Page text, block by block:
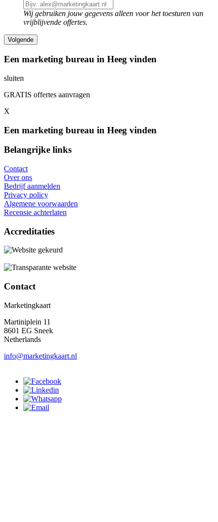
Wij gebruiken jouw gegevens alleen voor het toesturen van
vrijblijvende offertes.
Een marketing bureau in Heeg vinden
sluiten
GRATIS offertes aanvragen
X
Een marketing bureau in Heeg vinden
Belangrijke links
Contact
Over ons
Bedrijf aanmelden
Privacy policy
Algemene voorwaarden
Recensie achterlaten
Accreditaties
Contact
Marketingkaart
Martiniplein 11
8601 EG Sneek
Netherlands
info@marketingkaart.nl